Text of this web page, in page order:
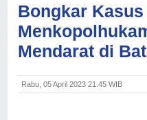
Bongkar Kasus
Mendarat di
Rabu, 05 April 2023 21.45 WIB